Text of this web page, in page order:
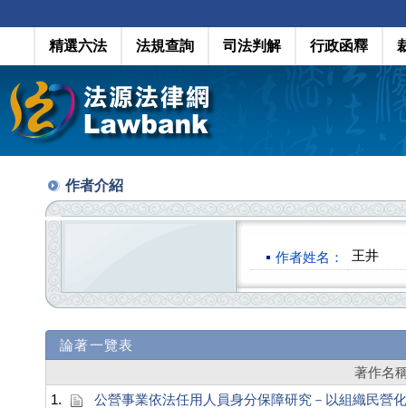
精選六法 法規查詢 司法判解 行政函釋
作者介紹
作者姓名： 王井
論著一覽表
著作名
1.
公營事業依法任用人員身分保障研究－以組織民營